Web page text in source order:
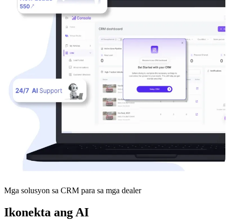
Mga solusyon sa CRM para sa mga dealer
Ikonekta ang AI